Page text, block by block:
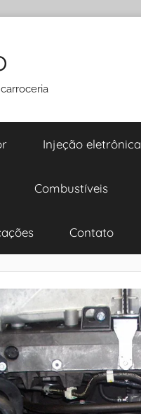
Injeção eletrônica
Combustíveis
Contato